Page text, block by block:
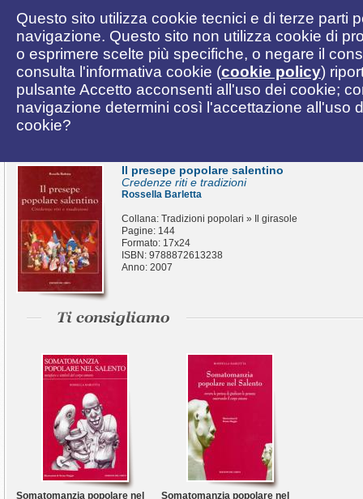
Questo sito utilizza cookie tecnici e di terze parti
navigazione. Questo sito non utilizza cookie di
o esprimere scelte più specifiche, o negare il
consulta l'informativa cookie (cookie policy)
pulsante Accetto acconsenti all'uso dei cookie;
navigazione determini così l'accettazione all'uso
cookie?
Il presepe popolare salentino
Credenze riti e tradizioni
Rossella Barletta
Collana: Tradizioni popolari » Il girasole
Pagine: 144
Formato: 17x24
ISBN: 9788872613238
Anno: 2007
Somatomanzia popolare nel
Somatomanzia popolare nel